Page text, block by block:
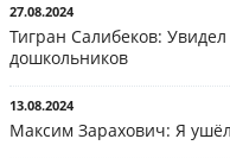
27.08.2024
Тигран Салибеков:
дошкольников
13.08.2024
Максим Зарахович: Я